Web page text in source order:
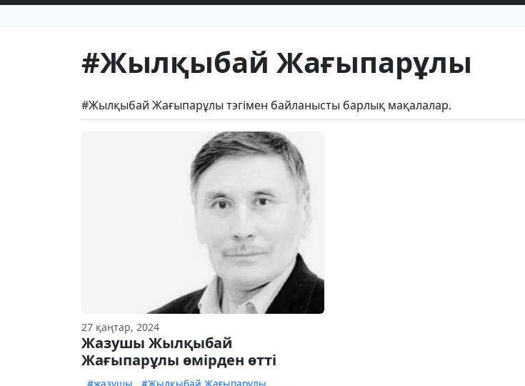
#Жылқыбай Жағыпарұлы
#Жылқыбай Жағыпарұлы тэгімен байланысты барлық мақалалар.
27 қаңтар, 2024
Жазушы Жылқыбай
Жағыпарұлы өмірден өтті